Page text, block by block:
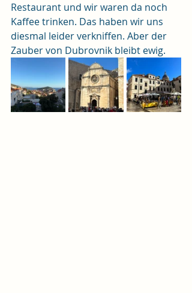
Restaurant und wir waren da noch
Kaffee trinken. Das haben wir uns
diesmal leider verkniffen. Aber der
Zauber von Dubrovnik bleibt ewig.